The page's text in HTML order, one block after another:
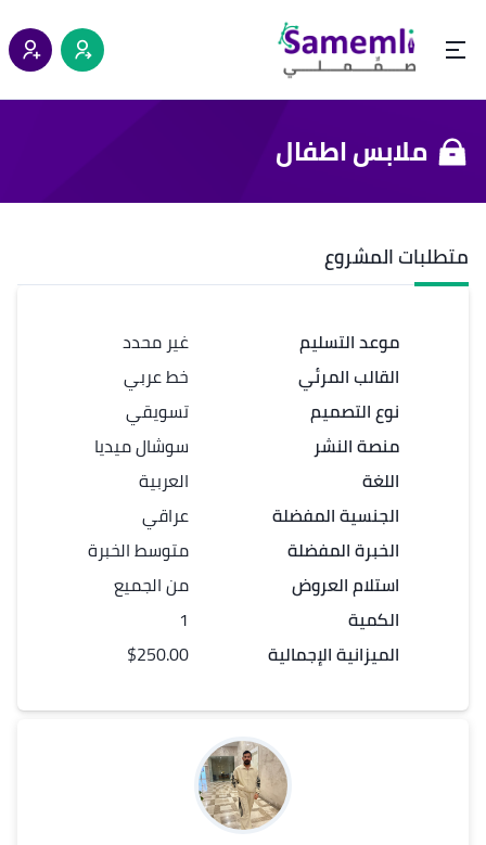
ملابس اطفال
متطلبات المشروع
موعد التسليم
القالب المرئي
نوع التصميم
منصة النشر
اللغة
الجنسية المفضلة
الخبرة المفضلة
استلام العروض
الكمية
الميزانية الإجمالية
غير محدد
خط عربي
تسويقي
سوشال ميديا
العربية
عراقي
متوسط الخبرة
من الجميع
1
$250.00